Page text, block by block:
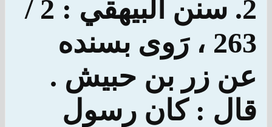
2. سنن البيهقي : 2 /
263 ، رَوى بسنده
عن زر بن حبيش .
قال : كان رسول